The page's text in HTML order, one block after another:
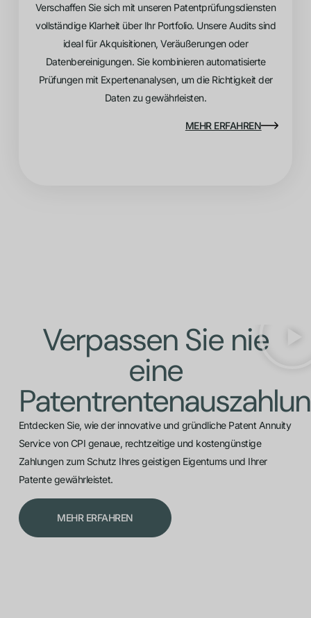
Verschaffen Sie sich mit unseren Patentprüfungsdiensten
vollständige Klarheit über Ihr Portfolio. Unsere Audits sind
ideal für Akquisitionen, Veräußerungen oder
Datenbereinigungen. Sie kombinieren automatisierte
Prüfungen mit Expertenanalysen, um die Richtigkeit der
Daten zu gewährleisten.
MEHR ERFAHREN
Verpassen Sie nie
eine
Entdecken Sie, wie der innovative und gründliche Patent Annuity
Service von CPI genaue, rechtzeitige und kostengünstige
Zahlungen zum Schutz Ihres geistigen Eigentums und Ihrer
Patente gewährleistet.
MEHR ERFAHREN